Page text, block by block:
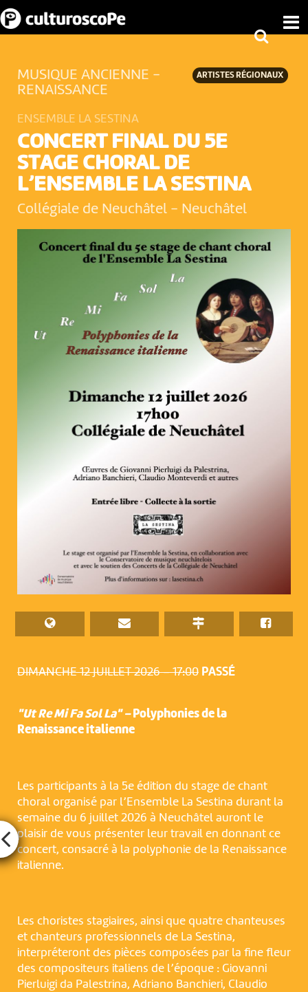
DIMANCHE 12 JUILLET 2026 – 17:00 PASSÉ
ARTISTES RÉGIONAUX
MUSIQUE ANCIENNE -
RENAISSANCE
ENSEMBLE LA SESTINA
CONCERT FINAL DU 5E
STAGE CHORAL DE
L’ENSEMBLE LA SESTINA
Collégiale de Neuchâtel - Neuchâtel
"Ut Re Mi Fa Sol La" – Polyphonies de la
Renaissance italienne
Les participants à la 5e édition du stage de chant
choral organisé par l’Ensemble La Sestina durant la
semaine du 6 juillet 2026 à Neuchâtel auront le
plaisir de vous présenter leur travail en donnant ce
concert, consacré à la polyphonie de la Renaissance
italienne.
Les choristes stagiaires, ainsi que quatre chanteuses
et chanteurs professionnels de La Sestina,
interpréteront des pièces composées par la fine fleur
des compositeurs italiens de l’époque : Giovanni
Pierluigi da Palestrina, Adriano Banchieri, Claudio